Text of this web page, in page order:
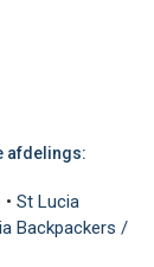
afdelings:
• St Lucia
Backpackers /